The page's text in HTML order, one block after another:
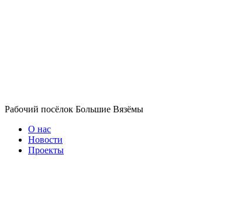
Рабочий посёлок Большие Вязёмы
О нас
Новости
Проекты